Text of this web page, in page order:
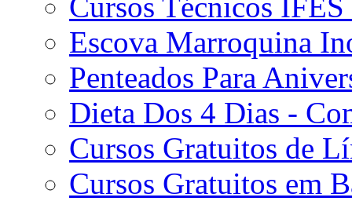
Escova Marroquina
Penteados Para
Dieta Dos 4 Dias -
Cursos Gratuitos de
Cursos Gratuitos em